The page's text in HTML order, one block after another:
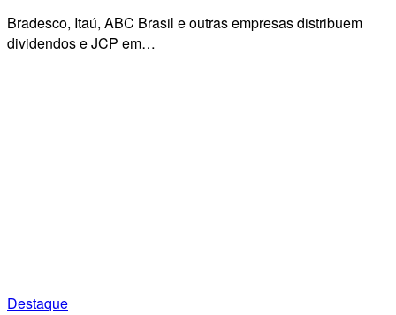
Bradesco, Itaú, ABC Brasil e outras empresas distribuem
dividendos e JCP em…
Destaque